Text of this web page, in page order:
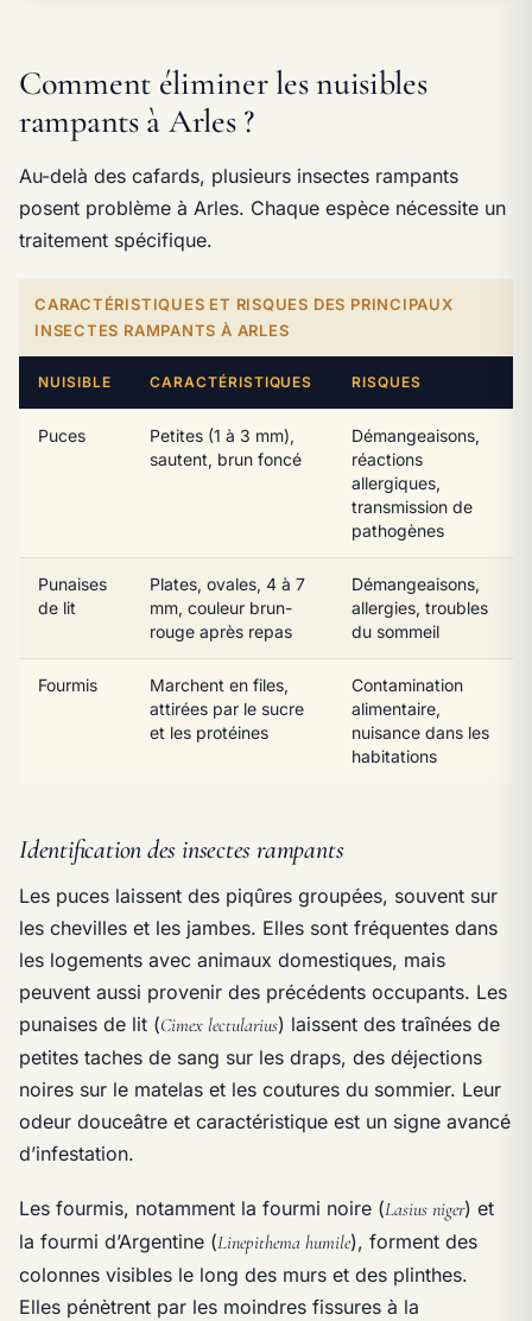
Comment éliminer les nuisibles
rampants à Arles ?
Au-delà des cafards, plusieurs insectes rampants
posent problème à Arles. Chaque espèce nécessite un
traitement spécifique.
CARACTÉRISTIQUES ET RISQUES DES PRINCIPAUX
INSECTES RAMPANTS À ARLES
NUISIBLE CARACTÉRISTIQUES RISQUES
Puces
Petites (1 à 3 mm),
sautent, brun foncé
Démangeaisons,
réactions
allergiques,
transmission de
pathogènes
Punaises
de lit
Plates, ovales, 4 à 7
mm, couleur brun-
rouge après repas
Démangeaisons,
allergies, troubles
du sommeil
Fourmis
Marchent en files,
attirées par le sucre
et les protéines
Contamination
alimentaire,
nuisance dans les
habitations
Identification des insectes rampants
Les puces laissent des piqûres groupées, souvent sur
les chevilles et les jambes. Elles sont fréquentes dans
les logements avec animaux domestiques, mais
peuvent aussi provenir des précédents occupants. Les
punaises de lit (Cimex lectularius) laissent des traînées de
petites taches de sang sur les draps, des déjections
noires sur le matelas et les coutures du sommier. Leur
odeur douceâtre et caractéristique est un signe avancé
d’infestation.
Les fourmis, notamment la fourmi noire (Lasius niger) et
la fourmi d’Argentine (Linepithema humile), forment des
colonnes visibles le long des murs et des plinthes.
Elles pénètrent par les moindres fissures à la